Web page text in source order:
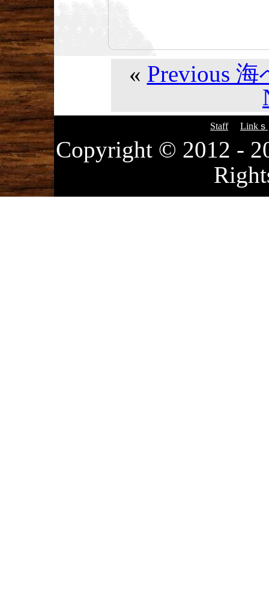
« Previous 海
Staff Linkｓ
Copyright © 2012 -